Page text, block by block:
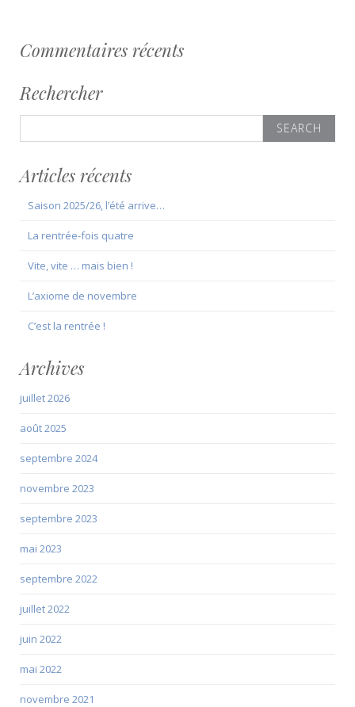
Commentaires récents
Rechercher
for:
Articles récents
Saison 2025/26, l’été arrive…
La rentrée-fois quatre
Vite, vite … mais bien !
L’axiome de novembre
C’est la rentrée !
Archives
juillet 2026
août 2025
septembre 2024
novembre 2023
septembre 2023
mai 2023
septembre 2022
juillet 2022
juin 2022
mai 2022
novembre 2021